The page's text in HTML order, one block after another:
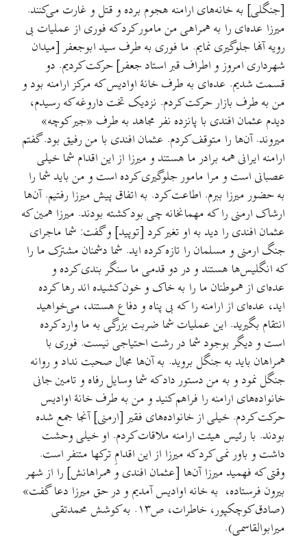
[جنگلی] به خانه‌های ارامنه هجوم برده و قتل و غارت می‌کنند.
میرزا عده‌ای را به همراهی من مامور کرد که فوری از عملیات بی
رویه آنها جلوگیری نمایم. ما فوری به طرف سید ابوجعفر [میدان
شهرداری امروز و اطراف قبر استاد جعفر] حرکت کردیم. دو
قسمت شدیم. عده‌ای به طرف خانۀ اوادیس که مرکز ارامنه بود و
من به طرف بازار حرکت کردم. نزدیک تخت داروغه که رسیدم،
دیدم عثمان افندی با پانزده نفر مجاهد به طرف «جیر کوچه»
میروند. آن‌ها را متوقف کردم. عثمان افندی با من رفیق بود. گفتم
ارامنه ایرانی همه برادر ما هستند و میرزا از این اقدام شما خیلی
عصبانی است و مرا مامور جلوگیری کرده است و من باید شما را
به حضور میرزا ببرم. اطاعت کرد. به اتفاق پیش میرزا رفتیم. آن‌ها
ارشاک ارمنی را که مهمانخانه چی بود کشته بودند. میرزا همین که
عثمان افندی را دید به او تغیر کرد [توپید] و گفت: شما ماجرای
جنگ ارمنی و مسلمان را تازه کرده اید. شما دشمنان مشترک ما را
که انگلیس‌ها هستند و در دو قدمی ما سنگر بندی کرده و
عده‌ای از هموطنان ما را به خاک و خون کشیده اند رها کرده
اید، عده‌ای از ارامنه را که بی پناه و دفاع هستند، می‌خواهید
انتقام بگیرید. این عملیات شما ضربت بزرگی به ما وارد کرده
است و دیگر بوجود شما در رشت احتیاجی نیست. فوری با
همراهان باید به جنگل بروید. به آن‌ها مجال صحبت نداد و روانه
جنگل نمود و به من دستور داد که شما وسایل رفاه و تامین جانی
خانواده‌های ارامنه را فراهم کنید و من به طرف خانۀ اوادیس
حرکت کردم. خیلی از خانواده‌های فقیر [ارمنی] آنجا جمع شده
بودند. با رئیس هیئت ارامنه ملاقات کردم. او خیلی وحشت
داشت و باور نمی کرد که میرزا از این اقدامِ ترکها متنفر است.
وقتی که فهمید میرزا آن‌ها [عثمان افندی و همراهانش] را از شهر
بیرون فرستاده، به خانه اوادیس آمدیم و در حق میرزا دعا گفت»
(صادق کوچکپور، خاطرات، ص۱۳. به کوشش محمدتقی
میرابوالقاسمی).